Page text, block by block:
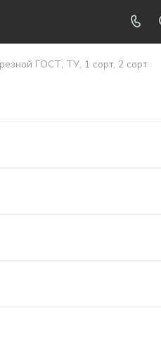
ГОСТ, ТУ, 1 сорт, 2 сорт